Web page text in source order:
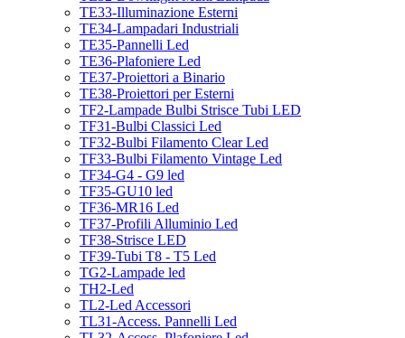
TE33-Illuminazione Esterni
TE34-Lampadari Industriali
TE35-Pannelli Led
TE36-Plafoniere Led
TE37-Proiettori a Binario
TE38-Proiettori per Esterni
TF2-Lampade Bulbi Strisce Tubi LED
TF31-Bulbi Classici Led
TF32-Bulbi Filamento Clear Led
TF33-Bulbi Filamento Vintage Led
TF34-G4 - G9 led
TF35-GU10 led
TF36-MR16 Led
TF37-Profili Alluminio Led
TF38-Strisce LED
TF39-Tubi T8 - T5 Led
TG2-Lampade led
TH2-Led
TL2-Led Accessori
TL31-Access. Pannelli Led